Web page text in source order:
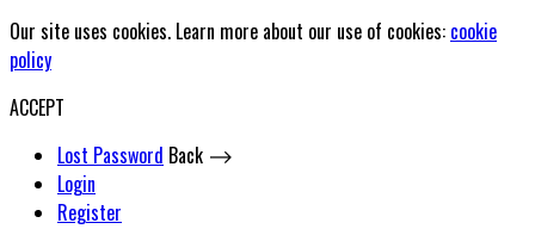
Our site uses cookies. Learn more about our use of cookies: cookie
policy
ACCEPT
Lost Password Back ⟶
Login
Register